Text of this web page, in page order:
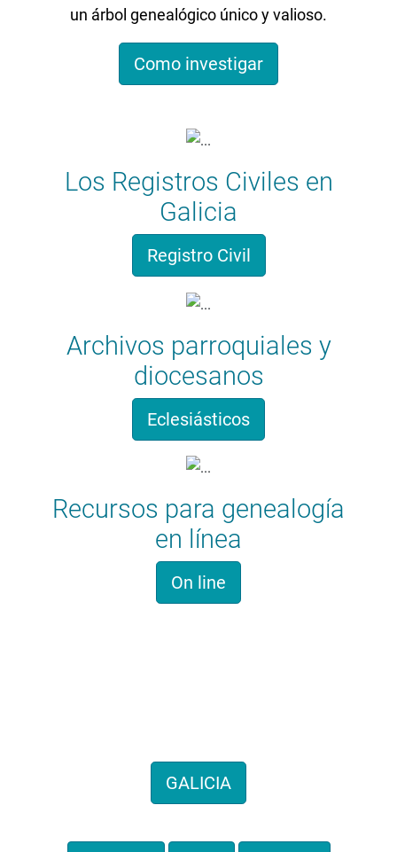
un árbol genealógico único y valioso.
Como investigar
Los Registros Civiles en
Galicia
Registro Civil
Archivos parroquiales y
diocesanos
Eclesiásticos
Recursos para genealogía
en línea
On line
GALICIA